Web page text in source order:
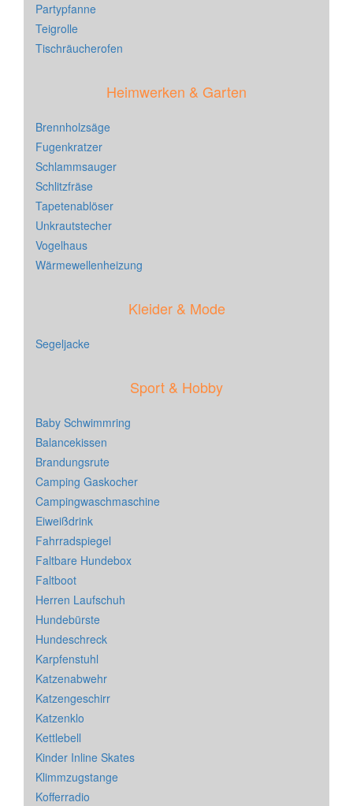
Partypfanne
Teigrolle
Tischräucherofen
Heimwerken & Garten
Brennholzsäge
Fugenkratzer
Schlammsauger
Schlitzfräse
Tapetenablöser
Unkrautstecher
Vogelhaus
Wärmewellenheizung
Kleider & Mode
Segeljacke
Sport & Hobby
Baby Schwimmring
Balancekissen
Brandungsrute
Camping Gaskocher
Campingwaschmaschine
Eiweißdrink
Fahrradspiegel
Faltbare Hundebox
Faltboot
Herren Laufschuh
Hundebürste
Hundeschreck
Karpfenstuhl
Katzenabwehr
Katzengeschirr
Katzenklo
Kettlebell
Kinder Inline Skates
Klimmzugstange
Kofferradio